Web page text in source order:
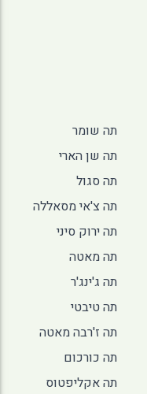
תה שומר
תה שן הארי
תה סגול
תה צ'אי מסאללה
תה ירוק סיני
תה מאטה
תה ג'ינג'ר
תה טיבטי
תה ז'רבה מאטה
תה כורכום
תה אקליפטוס